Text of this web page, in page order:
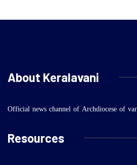
About Keralavani
Official news channel of Archdiocese of
Resources